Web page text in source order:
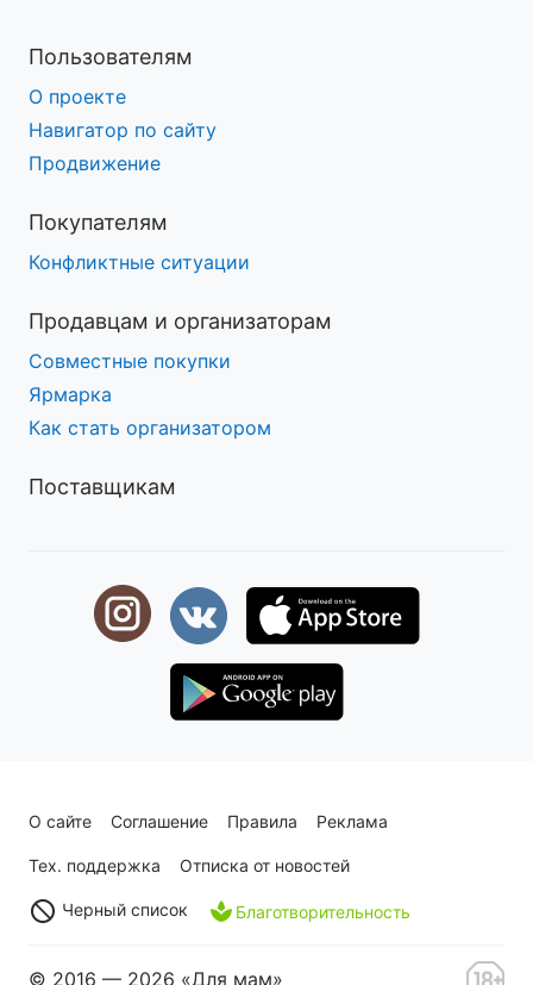
Пользователям
О проекте
Навигатор по сайту
Продвижение
Покупателям
Конфликтные ситуации
Продавцам и организаторам
Совместные покупки
Ярмарка
Как стать организатором
Поставщикам
О сайте Соглашение Правила Реклама
Тех. поддержка Отписка от новостей
Черный список Благотворительность
© 2016 — 2026 «Для мам»